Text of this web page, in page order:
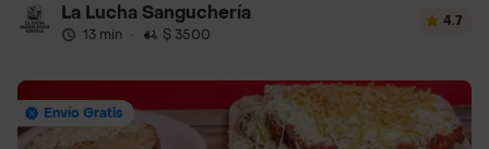
La Lucha Sanguchería
13 min · $ 3500
4.7
Envío Gratis